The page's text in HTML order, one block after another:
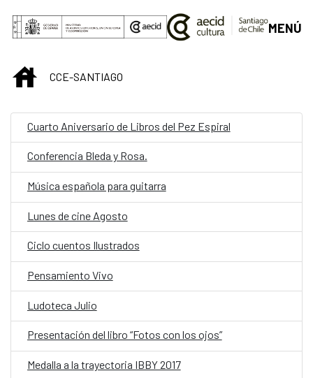
Saltar al contenido principal
MENÚ
INICIOCCE-SANTIAGO
Cuarto Aniversario de Libros del Pez Espiral
Conferencia Bleda y Rosa.
Música española para guitarra
Lunes de cine Agosto
Ciclo cuentos Ilustrados
Pensamiento Vivo
Ludoteca Julio
Presentación del libro “Fotos con los ojos”
Medalla a la trayectoria IBBY 2017